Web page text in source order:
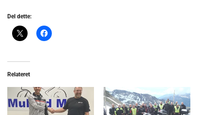
Del dette:
Relateret